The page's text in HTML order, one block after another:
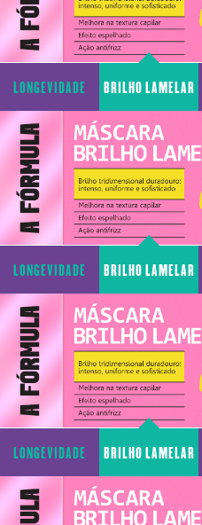
LONGEVIDADE
CAPILAR
BRILHO LAMELAR
LONGEVIDADE
CAPILAR
BRILHO LAMELAR
LONGEVIDADE
CAPILAR
BRILHO LAMELAR